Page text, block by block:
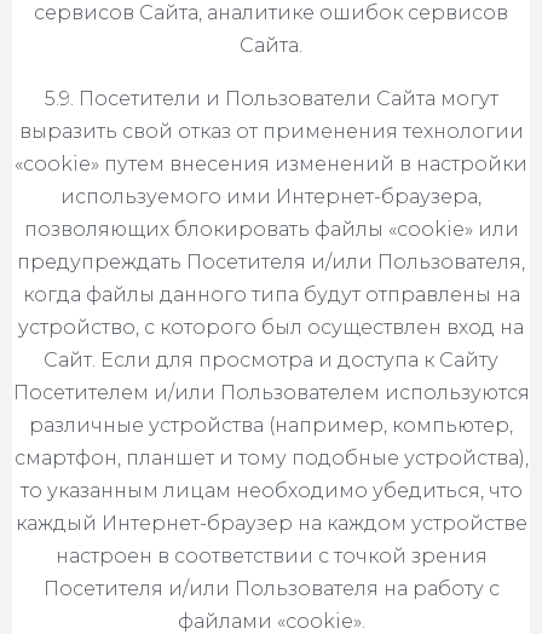
сервисов Сайта, аналитике ошибок сервисов
Сайта.
5.9. Посетители и Пользователи Сайта могут
выразить свой отказ от применения технологии
«cookie» путем внесения изменений в настройки
используемого ими Интернет-браузера,
позволяющих блокировать файлы «cookie» или
предупреждать Посетителя и/или Пользователя,
когда файлы данного типа будут отправлены на
устройство, с которого был осуществлен вход на
Сайт. Если для просмотра и доступа к Сайту
Посетителем и/или Пользователем используются
различные устройства (например, компьютер,
смартфон, планшет и тому подобные устройства),
то указанным лицам необходимо убедиться, что
каждый Интернет-браузер на каждом устройстве
настроен в соответствии с точкой зрения
Посетителя и/или Пользователя на работу с
файлами «cookie».